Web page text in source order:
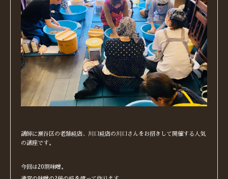
講師に瀬谷区の老舗糀店、川口糀店の川口さんをお招きして開催する人気
の講座です。
今回は20割味噌。